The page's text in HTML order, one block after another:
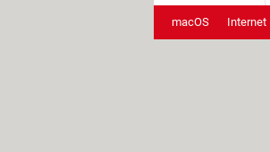
macOS Internet